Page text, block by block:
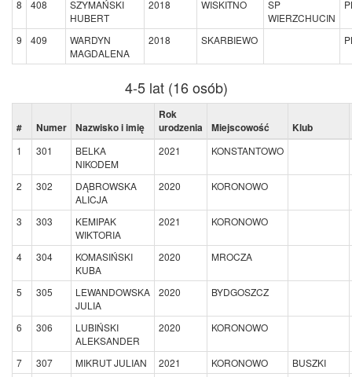
8 408
SZYMAŃSKI
HUBERT
2018 WISKITNO
SP
WIERZCHUCIN
9 409
WARDYN
MAGDALENA
2018 SKARBIEWO
4-5 lat (16 osób)
# Numer Nazwisko i imię
Rok
urodzenia
Miejscowość Klub
1 301
BELKA
NIKODEM
2021 KONSTANTOWO
2 302
DĄBROWSKA
ALICJA
2020 KORONOWO
3 303
KEMIPAK
WIKTORIA
2021 KORONOWO
4 304
KOMASIŃSKI
KUBA
2020 MROCZA
5 305
LEWANDOWSKA
JULIA
2020 BYDGOSZCZ
6 306
LUBIŃSKI
ALEKSANDER
2020 KORONOWO
7 307 MIKRUT JULIAN 2021 KORONOWO
BUSZKI